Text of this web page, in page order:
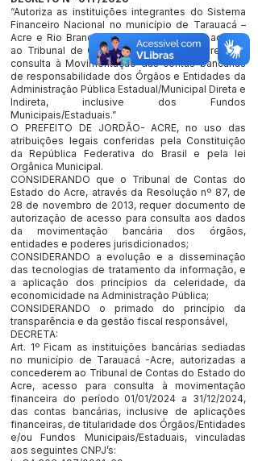
“Autoriza as instituições integrantes do Sistema
Financeiro Nacional no município de Tarauacá –
Acre e Rio Branco -Acre, a concederem acesso
ao Tribunal de Contas do Estado do Acre para
consulta à Movimentação das contas bancárias
de responsabilidade dos Órgãos e Entidades da
Administração Pública Estadual/Municipal Direta e
Indireta, inclusive dos Fundos
Municipais/Estaduais.”
O PREFEITO DE JORDÃO- ACRE, no uso das
atribuições legais conferidas pela Constituição
da República Federativa do Brasil e pela lei
Orgânica Municipal.
CONSIDERANDO que o Tribunal de Contas do
Estado do Acre, através da Resolução nº 87, de
28 de novembro de 2013, requer documento de
autorização de acesso para consulta aos dados
da movimentação bancária dos órgãos,
entidades e poderes jurisdicionados;
CONSIDERANDO a evolução e a disseminação
das tecnologias de tratamento da informação, e
a aplicação dos princípios da celeridade, da
economicidade na Administração Pública;
CONSIDERANDO o primado do princípio da
transparência e da gestão fiscal responsável,
DECRETA:
Art. 1º Ficam as instituições bancárias sediadas
no município de Tarauacá -Acre, autorizadas a
concederem ao Tribunal de Contas do Estado do
Acre, acesso para consulta à movimentação
financeira do período 01/01/2024 a 31/12/2024,
das contas bancárias, inclusive de aplicações
financeiras, de titularidade dos Órgãos/Entidades
e/ou Fundos Municipais/Estaduais, vinculadas
aos seguintes CNPJ’s: